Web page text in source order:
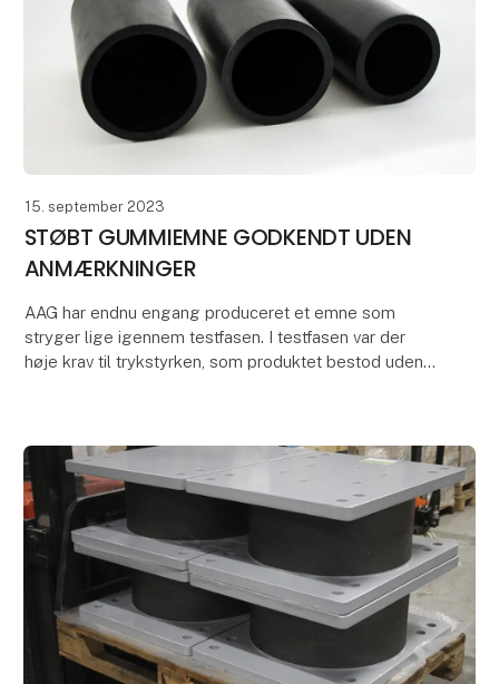
15. september 2023
STØBT GUMMIEMNE GODKENDT UDEN
ANMÆRKNINGER
AAG har endnu engang produceret et emne som
stryger lige igennem testfasen. I testfasen var der
høje krav til trykstyrken, som produktet bestod uden